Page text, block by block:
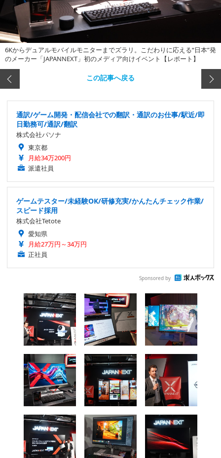
6Kからデュアルモバイルモニターまでズラリ。こだわりに応える“日本”発
のメーカー「JAPANNEXT」初のメディア向けイベント【レポート】
この記事へ戻る
通訳/ゲーム開発・配信会社での翻訳・通訳のお仕事/駅近/即
日勤務可/通訳/翻訳
株式会社パソナ
東京都
月給34万200円
派遣社員
ゲームテスター/未経験OK/研修充実/かんたんチェック作業/
スピード採用
株式会社Tetote
愛知県
月給27万円～34万円
正社員
Sponsored by